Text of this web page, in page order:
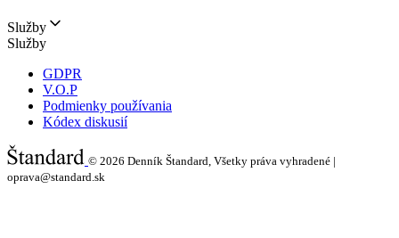
Služby
Služby
GDPR
V.O.P
Podmienky používania
Kódex diskusií
© 2026 Denník Štandard, Všetky práva vyhradené |
oprava@standard.sk